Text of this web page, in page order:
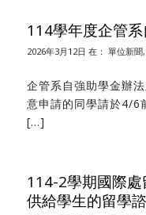
114學年度企管
2026年3月12日 在： 單位新聞,
企管系自強助學金辦
意申請的同學請於4/6
[…]
114-2學期國際
供給學生的留學